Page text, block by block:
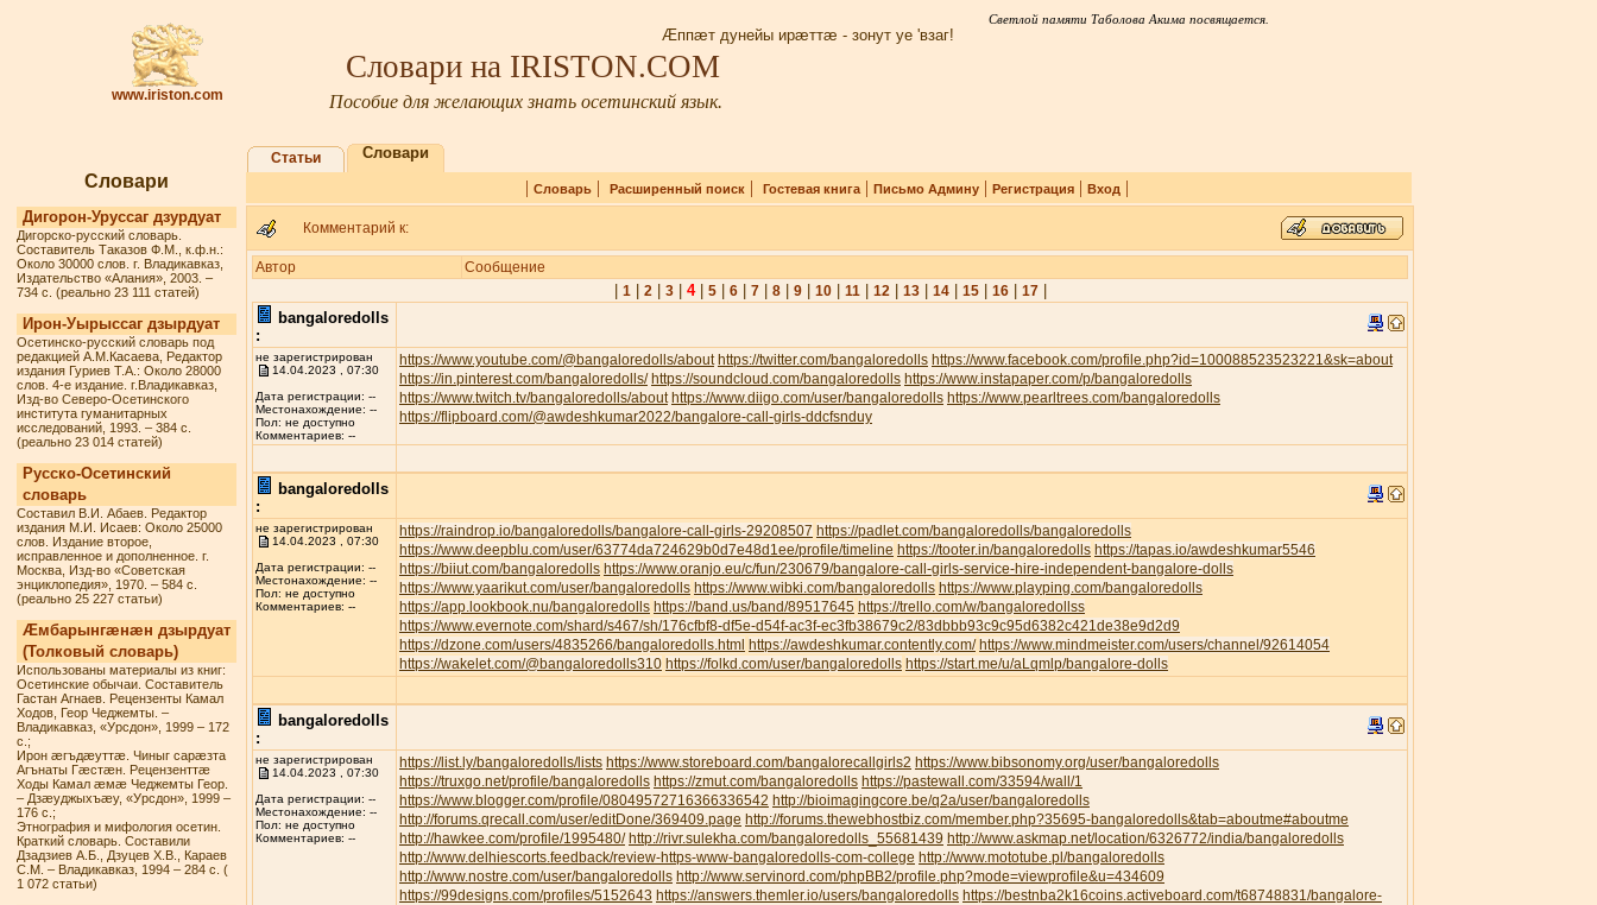
www.iriston.com
Светлой памяти Таболова Акима посвящается.
Æппæт дунейы ирæттæ - зонут уе 'взаг!
Словари на IRISTON.COM
Пособие для желающих знать осетинский язык.
Словари
Дигорон-Уруссаг дзурдуат
Дигорско-русский словарь.
Составитель Таказов Ф.М., к.ф.н.:
Около 30000 слов. г. Владикавказ,
Издательство «Алания», 2003. –
734 с. (реально 23 111 статей)
Ирон-Уырыссаг дзырдуат
Осетинско-русский словарь под
редакцией А.М.Касаева, Редактор
издания Гуриев Т.А.: Около 28000
слов. 4-е издание. г.Владикавказ,
Изд-во Северо-Осетинского
института гуманитарных
исследований, 1993. – 384 с.
(реально 23 014 статей)
Русско-Осетинский
словарь
Составил В.И. Абаев. Редактор
издания М.И. Исаев: Около 25000
слов. Издание второе,
исправленное и дополненное. г.
Москва, Изд-во «Советская
энциклопедия», 1970. – 584 с.
(реально 25 227 статьи)
Æмбарынгæнæн дзырдуат
(Толковый словарь)
Использованы материалы из книг:
Осетинские обычаи. Составитель
Гастан Агнаев. Рецензенты Камал
Ходов, Геор Чеджемты. –
Владикавказ, «Урсдон», 1999 – 172
с.;
Ирон æгъдæуттæ. Чиныг сарæзта
Агънаты Гæстæн. Рецензенттæ
Ходы Камал æмæ Чеджемты Геор.
– Дзæуджыхъæу, «Урсдон», 1999 –
176 с.;
Этнография и мифология осетин.
Краткий словарь. Составили
Дзадзиев А.Б., Дзуцев Х.В., Караев
С.М. – Владикавказ, 1994 – 284 с. (
1 072 статьи)
Статьи Словари
| Словарь| Расширенный поиск| Гостевая книга| Письмо Админу| Регистрация| Вход |
Комментарий к:
Автор Сообщение
1| 2| 3| 4| 5| 6| 7| 8| 9| 10| 11| 12| 13| 14| 15| 16| 17|
bangaloredolls
:
не зарегистрирован
14.04.2023 , 07:30
Дата регистрации: --
Местонахождение: --
Пол: не доступно
Комментариев: --
https://www.youtube.com/@bangaloredolls/about https://twitter.com/bangaloredolls https://www.facebook.com/profile.php?id=100088523523221&sk=about
https://in.pinterest.com/bangaloredolls/ https://soundcloud.com/bangaloredolls https://www.instapaper.com/p/bangaloredolls
https://www.twitch.tv/bangaloredolls/about https://www.diigo.com/user/bangaloredolls https://www.pearltrees.com/bangaloredolls
https://flipboard.com/@awdeshkumar2022/bangalore-call-girls-ddcfsnduy
bangaloredolls
:
не зарегистрирован
14.04.2023 , 07:30
Дата регистрации: --
Местонахождение: --
Пол: не доступно
Комментариев: --
https://raindrop.io/bangaloredolls/bangalore-call-girls-29208507 https://padlet.com/bangaloredolls/bangaloredolls
https://www.deepblu.com/user/63774da724629b0d7e48d1ee/profile/timeline https://tooter.in/bangaloredolls https://tapas.io/awdeshkumar5546
https://biiut.com/bangaloredolls https://www.oranjo.eu/c/fun/230679/bangalore-call-girls-service-hire-independent-bangalore-dolls
https://www.yaarikut.com/user/bangaloredolls https://www.wibki.com/bangaloredolls https://www.playping.com/bangaloredolls
https://app.lookbook.nu/bangaloredolls https://band.us/band/89517645 https://trello.com/w/bangaloredollss
https://www.evernote.com/shard/s467/sh/176cfbf8-df5e-d54f-ac3f-ec3fb38679c2/83dbbb93c9c95d6382c421de38e9d2d9
https://dzone.com/users/4835266/bangaloredolls.html https://awdeshkumar.contently.com/ https://www.mindmeister.com/users/channel/92614054
https://wakelet.com/@bangaloredolls310 https://folkd.com/user/bangaloredolls https://start.me/u/aLqmlp/bangalore-dolls
bangaloredolls
:
не зарегистрирован
14.04.2023 , 07:30
Дата регистрации: --
Местонахождение: --
Пол: не доступно
Комментариев: --
https://list.ly/bangaloredolls/lists https://www.storeboard.com/bangalorecallgirls2 https://www.bibsonomy.org/user/bangaloredolls
https://truxgo.net/profile/bangaloredolls https://zmut.com/bangaloredolls https://pastewall.com/33594/wall/1
https://www.blogger.com/profile/08049572716366336542 http://bioimagingcore.be/q2a/user/bangaloredolls
http://forums.qrecall.com/user/editDone/369409.page http://forums.thewebhostbiz.com/member.php?35695-bangaloredolls&tab=aboutme#aboutme
http://hawkee.com/profile/1995480/ http://rivr.sulekha.com/bangaloredolls_55681439 http://www.askmap.net/location/6326772/india/bangaloredolls
http://www.delhiescorts.feedback/review-https-www-bangaloredolls-com-college http://www.mototube.pl/bangaloredolls
http://www.nostre.com/user/bangaloredolls http://www.servinord.com/phpBB2/profile.php?mode=viewprofile&u=434609
https://99designs.com/profiles/5152643 https://answers.themler.io/users/bangaloredolls https://bestnba2k16coins.activeboard.com/t68748831/bangalore-